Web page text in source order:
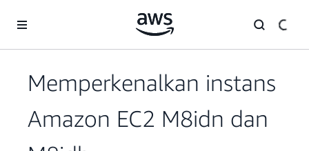
Memperkenalkan instans
Amazon EC2 M8idn dan